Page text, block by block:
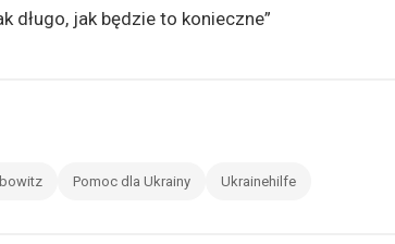
długo, jak będzie to konieczne”
Pomoc dla Ukrainy Ukrainehilfe